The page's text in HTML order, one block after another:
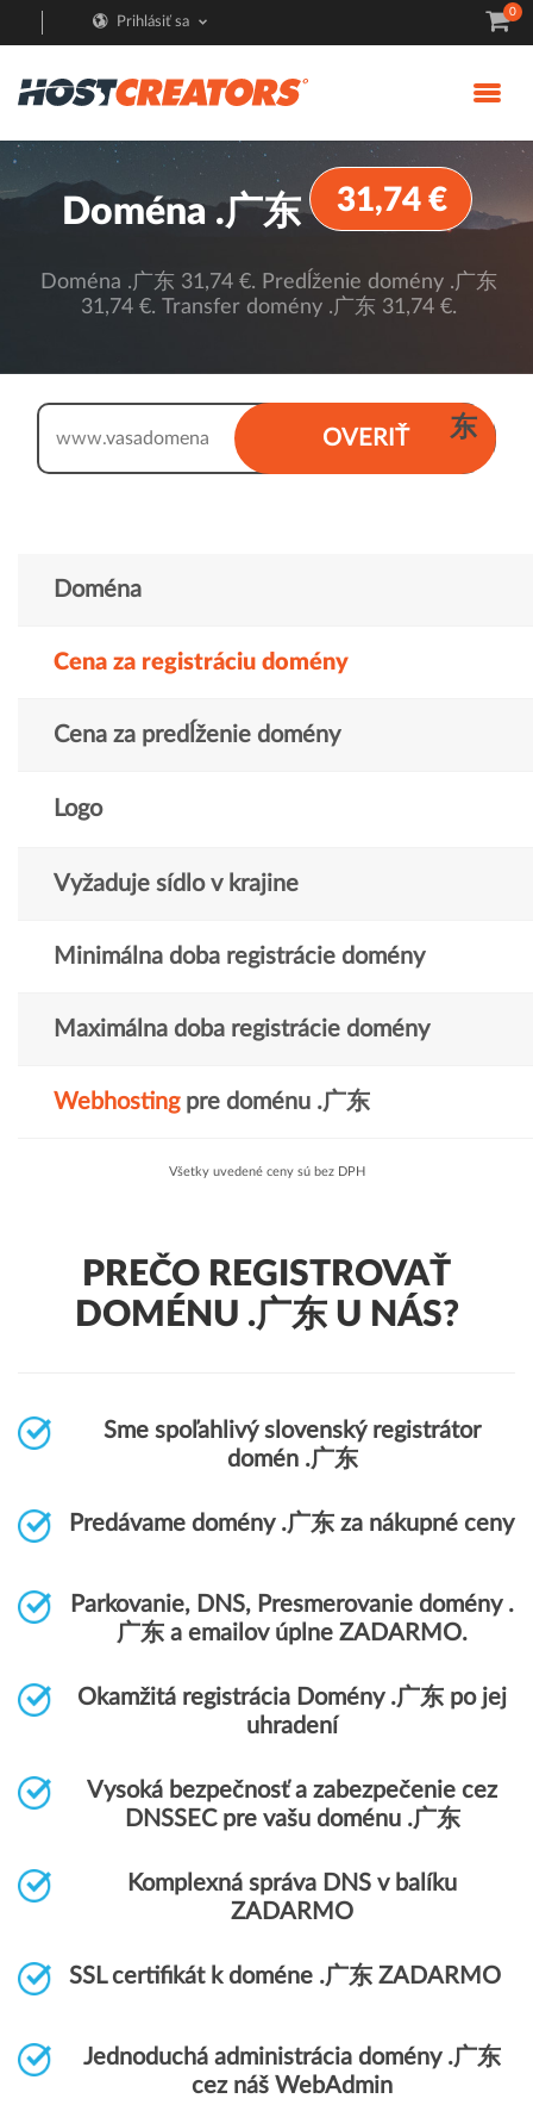
Prihlásiť sa
0
Doména .广东 31,74 €
Doména .广东 31,74 €. Predĺženie domény .广东
31,74 €. Transfer domény .广东 31,74 €.
OVERIŤ
广
东
www.
Doména
Cena za registráciu domény
Cena za predĺženie domény
Logo
Vyžaduje sídlo v krajine
Minimálna doba registrácie domény
Maximálna doba registrácie domény
Webhostingpre doménu .广东
Všetky uvedené ceny sú bez DPH
PREČO REGISTROVAŤ
DOMÉNU .广东 U NÁS?
Sme spoľahlivý slovenský registrátor
domén .广东
Predávame domény .广东 za nákupné ceny
Parkovanie, DNS, Presmerovanie domény .
广东 a emailov úplne ZADARMO.
Okamžitá registrácia Domény .广东 po jej
uhradení
Vysoká bezpečnosť a zabezpečenie cez
DNSSEC pre vašu doménu .广东
Komplexná správa DNS v balíku
ZADARMO
SSL certifikát k doméne .广东 ZADARMO
Jednoduchá administrácia domény .广东
cez náš WebAdmin